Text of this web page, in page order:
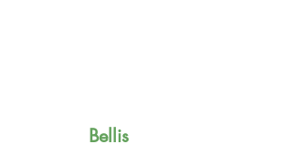
Bellis